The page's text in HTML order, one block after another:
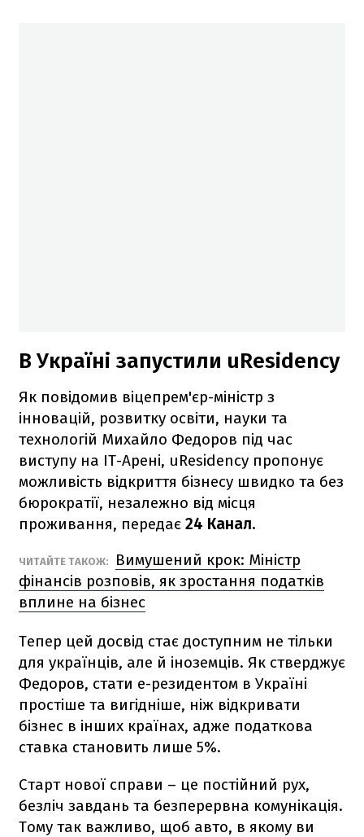
В Україні запустили uResidency
Як повідомив віцепрем'єр-міністр з
інновацій, розвитку освіти, науки та
технологій Михайло Федоров під час
виступу на ІТ-Арені, uResidency пропонує
можливість відкриття бізнесу швидко та без
бюрократії, незалежно від місця
проживання, передає 24 Канал.
ЧИТАЙТЕ ТАКОЖ:
Вимушений крок: Міністр
фінансів розповів, як зростання податків
вплине на бізнес
Тепер цей досвід стає доступним не тільки
для українців, але й іноземців. Як стверджує
Федоров, стати е-резидентом в Україні
простіше та вигідніше, ніж відкривати
бізнес в інших країнах, адже податкова
ставка становить лише 5%.
Старт нової справи – це постійний рух,
безліч завдань та безперервна комунікація.
Тому так важливо, щоб авто, в якому ви